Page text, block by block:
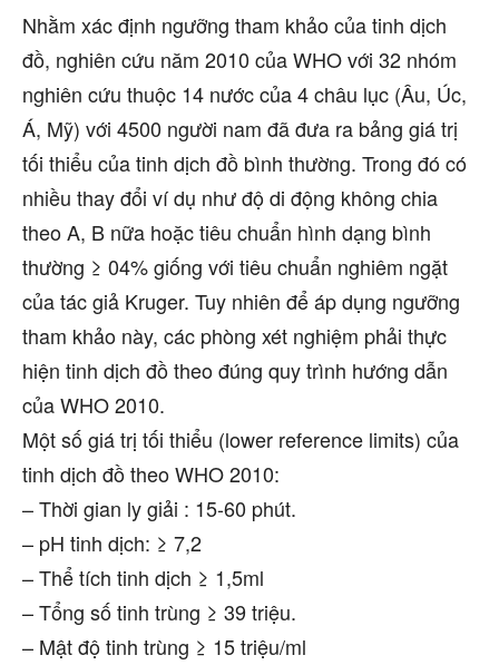
Nhằm xác định ngưỡng tham khảo của tinh dịch
đồ, nghiên cứu năm 2010 của WHO với 32 nhóm
nghiên cứu thuộc 14 nước của 4 châu lục (Âu, Úc,
Á, Mỹ) với 4500 người nam đã đưa ra bảng giá trị
tối thiểu của tinh dịch đồ bình thường. Trong đó có
nhiều thay đổi ví dụ như độ di động không chia
theo A, B nữa hoặc tiêu chuẩn hình dạng bình
thường ≥ 04% giống với tiêu chuẩn nghiêm ngặt
của tác giả Kruger. Tuy nhiên để áp dụng ngưỡng
tham khảo này, các phòng xét nghiệm phải thực
hiện tinh dịch đồ theo đúng quy trình hướng dẫn
của WHO 2010.
Một số giá trị tối thiểu (lower reference limits) của
tinh dịch đồ theo WHO 2010:
– Thời gian ly giải : 15-60 phút.
– pH tinh dịch: ≥ 7,2
– Thể tích tinh dịch ≥ 1,5ml
– Tổng số tinh trùng ≥ 39 triệu.
– Mật độ tinh trùng ≥ 15 triệu/ml